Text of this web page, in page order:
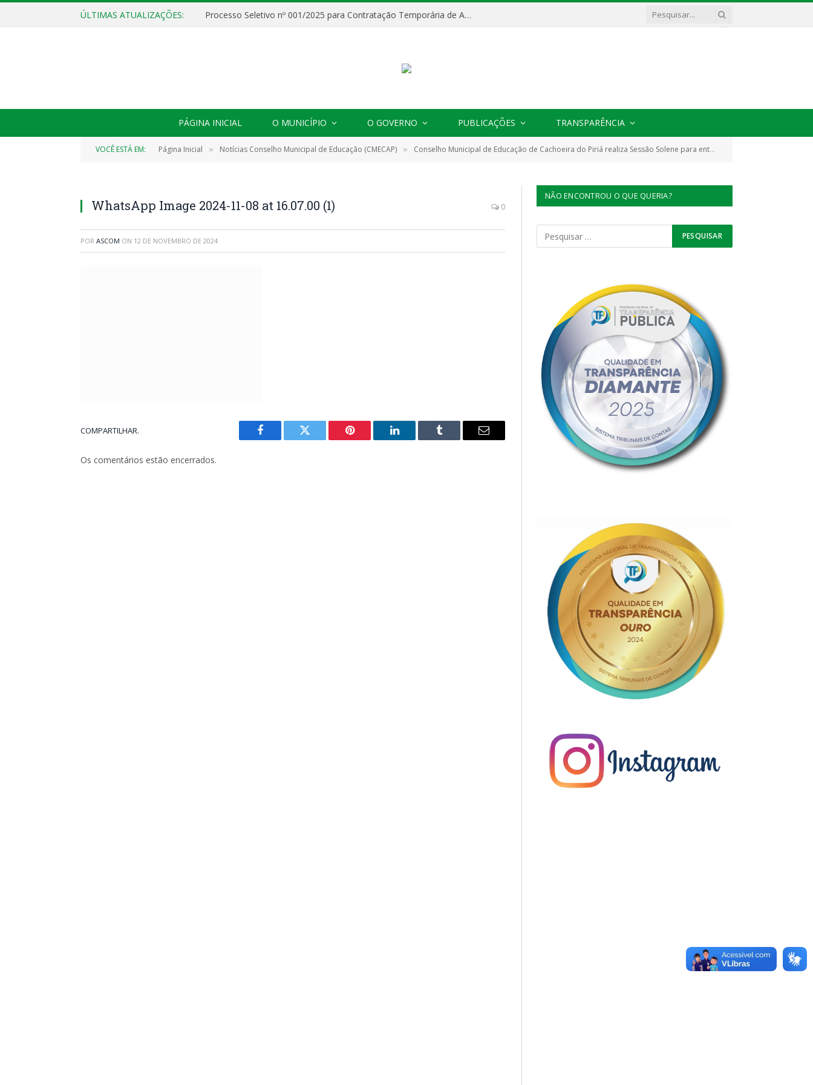
ÚLTIMAS ATUALIZAÇÕES: Processo Seletivo nº 001/2025 para Contratação Temporária de Agentes Comunitários de Saúde (ACS)
PÁGINA INICIAL O MUNICÍPIO O GOVERNO PUBLICAÇÕES TRANSPARÊNCIA
VOCÊ ESTÁ EM: Página Inicial » Notícias Conselho Municipal de Educação (CMECAP) » Conselho Municipal de Educação de Cachoeira do Piriá realiza Sessão Solene para entrega da Resolução das Escolas Autorizadas localizadas no campo
WhatsApp Image 2024-11-08 at 16.07.00 (1) 0
POR ASCOM ON 12 DE NOVEMBRO DE 2024
COMPARTILHAR.
Facebook Twitter Pinterest LinkedIn Tumblr
E-
Os comentários estão encerrados.
NÃO ENCONTROU O QUE QUERIA?